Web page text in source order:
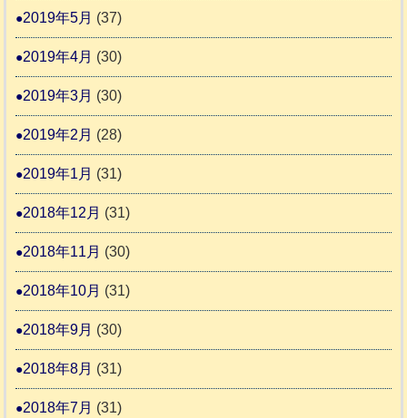
2019年5月 (37)
2019年4月 (30)
2019年3月 (30)
2019年2月 (28)
2019年1月 (31)
2018年12月 (31)
2018年11月 (30)
2018年10月 (31)
2018年9月 (30)
2018年8月 (31)
2018年7月 (31)